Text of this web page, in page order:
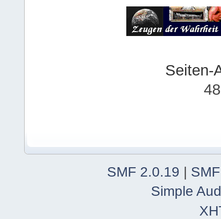
Seiten-
SMF 2.0.19 |
Simple